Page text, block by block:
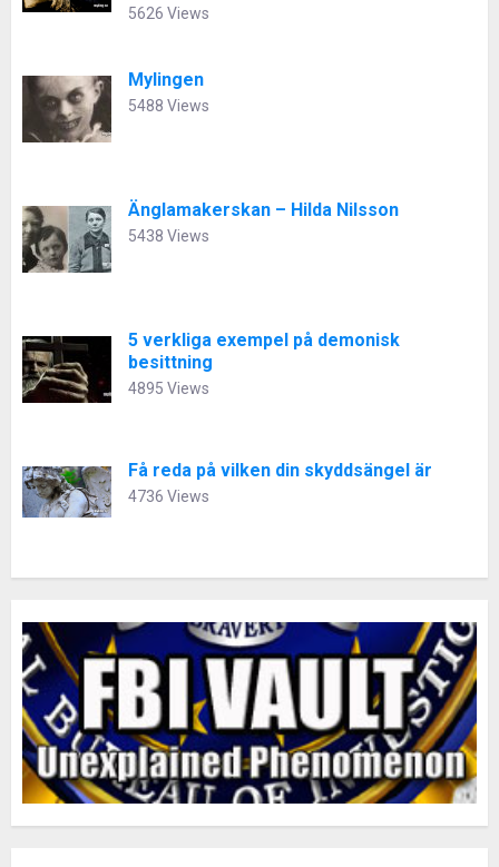
5626 Views
Mylingen
5488 Views
Änglamakerskan – Hilda Nilsson
5438 Views
5 verkliga exempel på demonisk
besittning
4895 Views
Få reda på vilken din skyddsängel är
4736 Views